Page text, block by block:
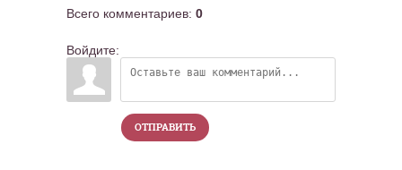
Всего комментариев: 0
Войдите:
ОТПРАВИТЬ